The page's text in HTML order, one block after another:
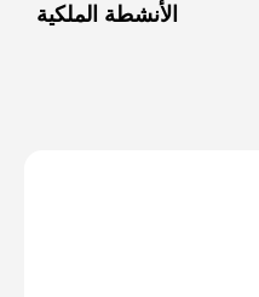
الأنشطة الملكية